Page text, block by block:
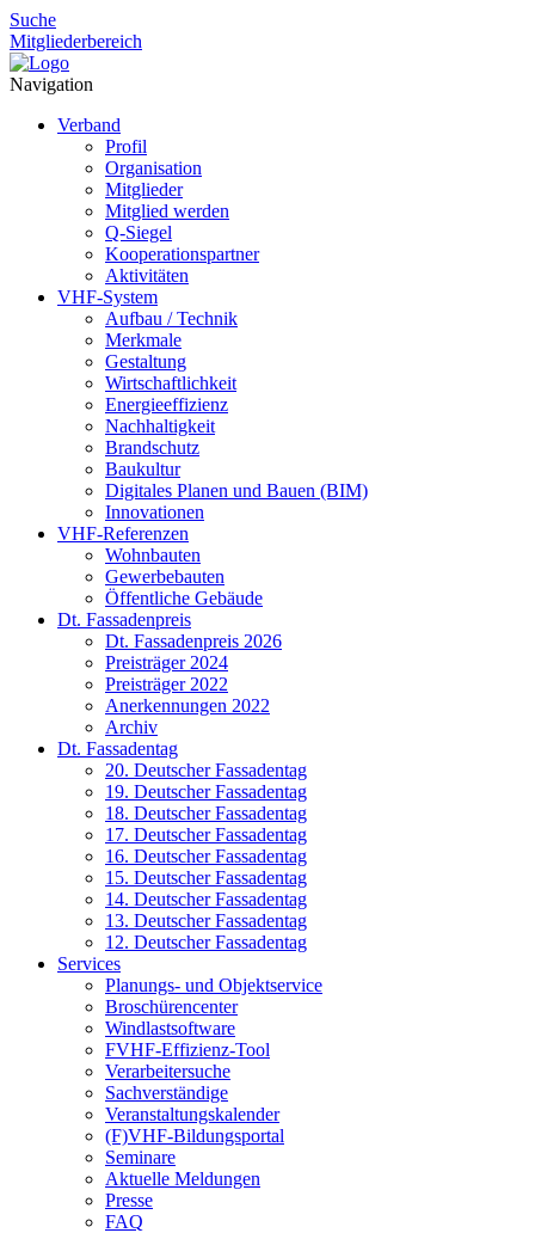
Suche
Mitgliederbereich
Navigation
Verband
Profil
Organisation
Mitglieder
Mitglied werden
Q-Siegel
Kooperationspartner
Aktivitäten
VHF-System
Aufbau / Technik
Merkmale
Gestaltung
Wirtschaftlichkeit
Energieeffizienz
Nachhaltigkeit
Brandschutz
Baukultur
Digitales Planen und Bauen (BIM)
Innovationen
VHF-Referenzen
Wohnbauten
Gewerbebauten
Öffentliche Gebäude
Dt. Fassadenpreis
Dt. Fassadenpreis 2026
Preisträger 2024
Preisträger 2022
Anerkennungen 2022
Archiv
Dt. Fassadentag
20. Deutscher Fassadentag
19. Deutscher Fassadentag
18. Deutscher Fassadentag
17. Deutscher Fassadentag
16. Deutscher Fassadentag
15. Deutscher Fassadentag
14. Deutscher Fassadentag
13. Deutscher Fassadentag
12. Deutscher Fassadentag
Services
Planungs- und Objektservice
Broschürencenter
Windlastsoftware
FVHF-Effizienz-Tool
Verarbeitersuche
Sachverständige
Veranstaltungskalender
(F)VHF-Bildungsportal
Seminare
Aktuelle Meldungen
Presse
FAQ